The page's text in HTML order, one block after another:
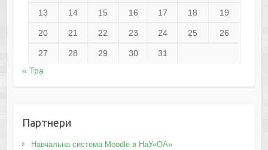
13 14 15 16 17 18 19
20 21 22 23 24 25 26
27 28 29 30
31
« Тра
Партнери
Навчальна система Moodle в НаУ«ОА»